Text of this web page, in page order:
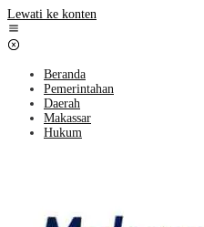
Lewati ke konten
Beranda
Pemerintahan
Daerah
Makassar
Hukum